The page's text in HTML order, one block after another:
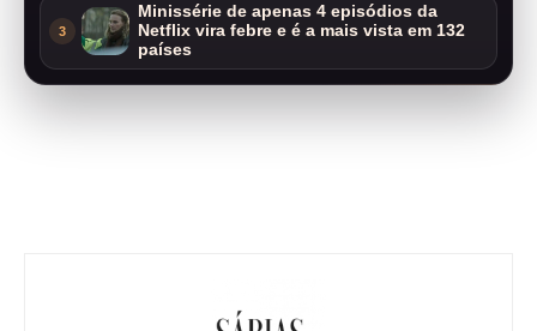
3
Minissérie de apenas 4 episódios da
Netflix vira febre e é a mais vista em 132
países